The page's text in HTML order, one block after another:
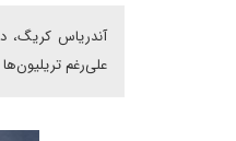
آندریاس کریگ،
علی‌رغم